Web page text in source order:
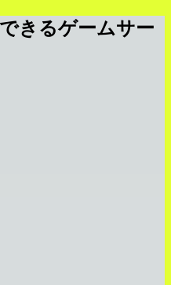
きるゲームサー